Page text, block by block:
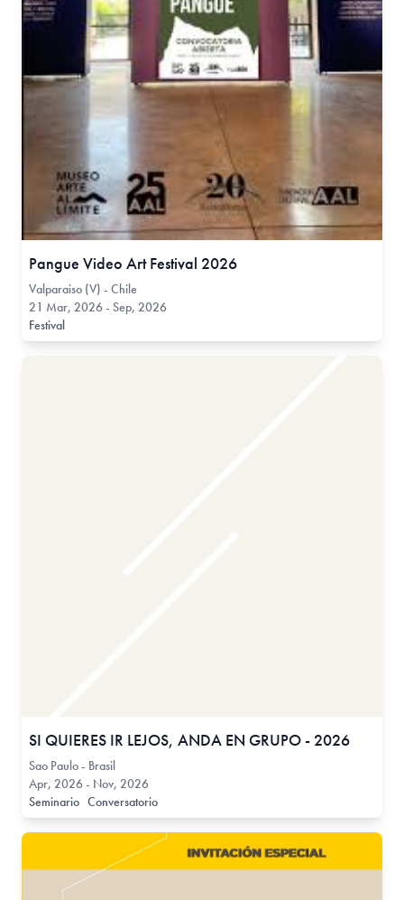
Pangue Video Art Festival 2026
Valparaiso (V) - Chile
21 Mar, 2026 - Sep, 2026
Festival
SI QUIERES IR LEJOS, ANDA EN GRUPO - 2026
Sao Paulo - Brasil
Apr, 2026 - Nov, 2026
Seminario Conversatorio